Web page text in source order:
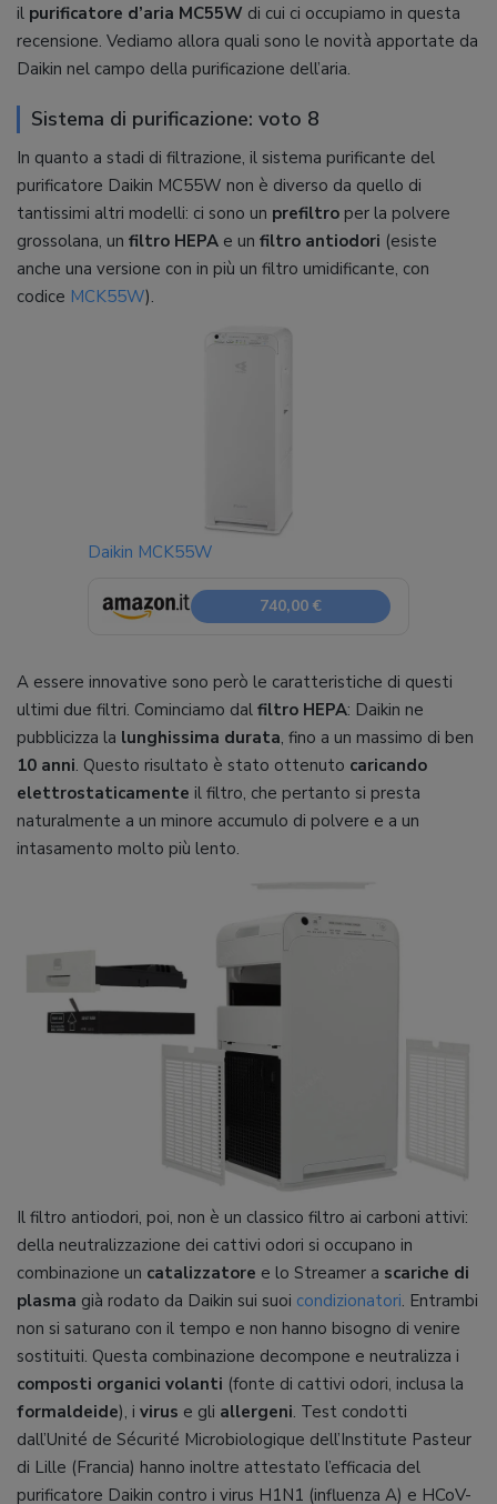
il purificatore d’aria MC55W di cui ci occupiamo in questa
recensione. Vediamo allora quali sono le novità apportate da
Daikin nel campo della purificazione dell’aria.
Sistema di purificazione: voto 8
In quanto a stadi di filtrazione, il sistema purificante del
purificatore Daikin MC55W non è diverso da quello di
tantissimi altri modelli: ci sono un prefiltro per la polvere
grossolana, un filtro HEPA e un filtro antiodori (esiste
anche una versione con in più un filtro umidificante, con
codice MCK55W).
Daikin MCK55W
740,00 €
A essere innovative sono però le caratteristiche di questi
ultimi due filtri. Cominciamo dal filtro HEPA: Daikin ne
pubblicizza la lunghissima durata, fino a un massimo di ben
10 anni. Questo risultato è stato ottenuto caricando
elettrostaticamente il filtro, che pertanto si presta
naturalmente a un minore accumulo di polvere e a un
intasamento molto più lento.
Il filtro antiodori, poi, non è un classico filtro ai carboni attivi:
della neutralizzazione dei cattivi odori si occupano in
combinazione un catalizzatore e lo Streamer a scariche di
plasma già rodato da Daikin sui suoi condizionatori. Entrambi
non si saturano con il tempo e non hanno bisogno di venire
sostituiti. Questa combinazione decompone e neutralizza i
composti organici volanti (fonte di cattivi odori, inclusa la
formaldeide), i virus e gli allergeni. Test condotti
dall’Unité de Sécurité Microbiologique dell’Institute Pasteur
di Lille (Francia) hanno inoltre attestato l’efficacia del
purificatore Daikin contro i virus H1N1 (influenza A) e HCoV-